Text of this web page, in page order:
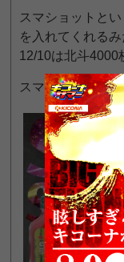
スマショットと
を入れてくれるみ
12/10は北斗4000
スマスロが12台